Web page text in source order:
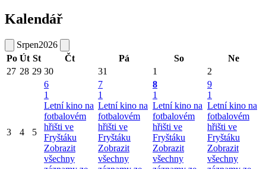
Kalendář
Srpen2026
Po Út St Čt Pá So
Ne
27 28 29 30 31 1 2
3 4 5
6
1
Letní kino na
fotbalovém
hřišti ve
Fryštáku
Zobrazit
všechny
7
1
Letní kino na
fotbalovém
hřišti ve
Fryštáku
Zobrazit
všechny
8
1
Letní kino na
fotbalovém
hřišti ve
Fryštáku
Zobrazit
všechny
9
1
Letní kino na
fotbalovém
hřišti ve
Fryštáku
Zobrazit
všechny